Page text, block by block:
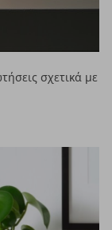
σχετικά με